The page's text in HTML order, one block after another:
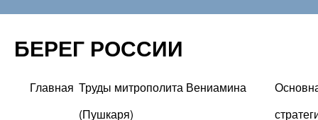
БЕРЕГ РОССИИ
Перейти
Главная Труды митрополита Вениамина
(Пушкаря)